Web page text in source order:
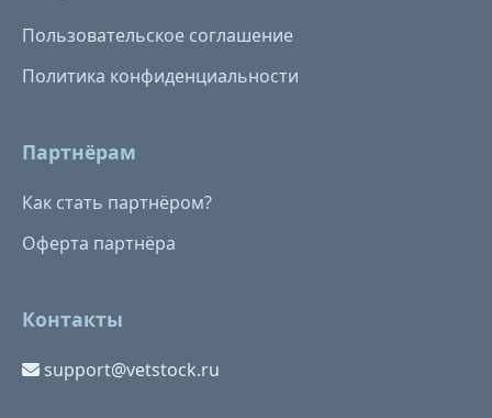
Пользовательское соглашение
Политика конфиденциальности
Партнёрам
Как стать партнёром?
Оферта партнёра
Контакты
support@vetstock.ru